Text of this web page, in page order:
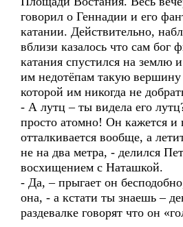
говорил о Геннадии и его
катании. Действительно,
вблизи казалось что сам бог
катания спустился на землю
им недотёпам такую вершину
которой им никогда не
- А лутц – ты видела его
просто атомно! Он кажется и
отталкивается вообще, а
не на два метра, - делился
восхищением с Наташкой.
- Да, – прыгает он
она, - а кстати ты знаешь –
раздевалке говорят что он